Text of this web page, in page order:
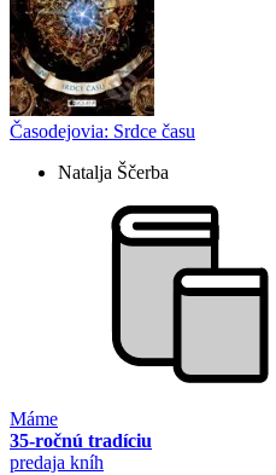
Časodejovia: Srdce času
Natalja Ščerba
Máme
35-ročnú tradíciu
predaja kníh